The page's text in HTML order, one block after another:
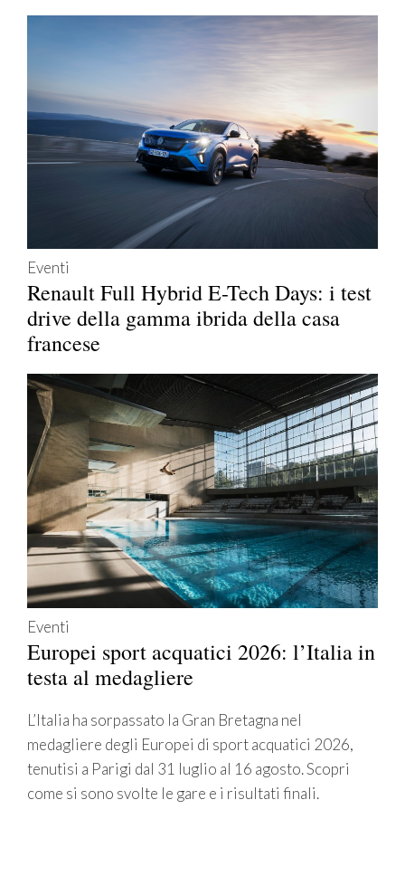
Eventi
Renault Full Hybrid E-Tech Days: i test
drive della gamma ibrida della casa
francese
Eventi
Europei sport acquatici 2026: l’Italia in
testa al medagliere
L’Italia ha sorpassato la Gran Bretagna nel
medagliere degli Europei di sport acquatici 2026,
tenutisi a Parigi dal 31 luglio al 16 agosto. Scopri
come si sono svolte le gare e i risultati finali.